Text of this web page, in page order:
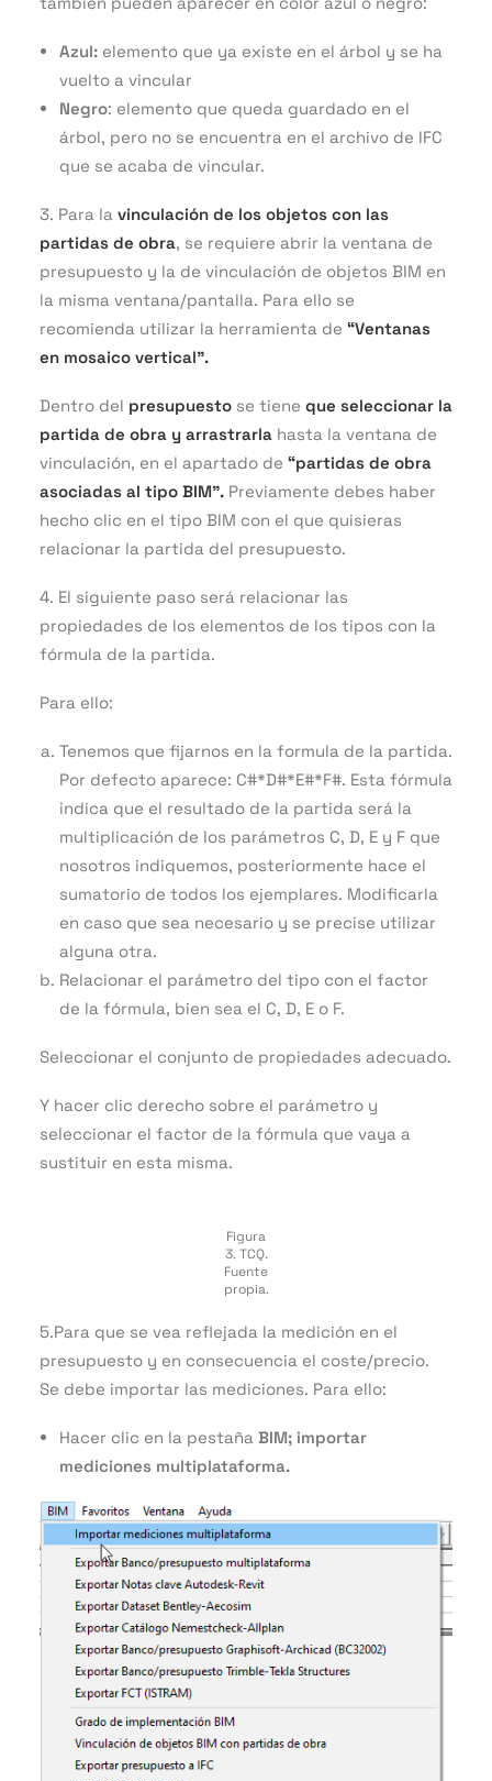
Azul: elemento que ya existe en el árbol y se ha
vuelto a vincular
Negro: elemento que queda guardado en el
árbol, pero no se encuentra en el archivo de IFC
que se acaba de vincular.
3. Para la vinculación de los objetos con las
partidas de obra, se requiere abrir la ventana de
presupuesto y la de vinculación de objetos BIM en
la misma ventana/pantalla. Para ello se
recomienda utilizar la herramienta de “Ventanas
en mosaico vertical”.
Dentro del presupuesto se tiene que seleccionar la
partida de obra y arrastrarla hasta la ventana de
vinculación, en el apartado de “partidas de obra
asociadas al tipo BIM”. Previamente debes haber
hecho clic en el tipo BIM con el que quisieras
relacionar la partida del presupuesto.
4. El siguiente paso será relacionar las
propiedades de los elementos de los tipos con la
fórmula de la partida.
Para ello:
Tenemos que fijarnos en la formula de la partida.
Por defecto aparece: C#*D#*E#*F#. Esta fórmula
indica que el resultado de la partida será la
multiplicación de los parámetros C, D, E y F que
nosotros indiquemos, posteriormente hace el
sumatorio de todos los ejemplares. Modificarla
en caso que sea necesario y se precise utilizar
alguna otra.
Relacionar el parámetro del tipo con el factor
de la fórmula, bien sea el C, D, E o F.
Seleccionar el conjunto de propiedades adecuado.
Y hacer clic derecho sobre el parámetro y
seleccionar el factor de la fórmula que vaya a
sustituir en esta misma.
Figura
3. TCQ.
Fuente
propia.
5.Para que se vea reflejada la medición en el
presupuesto y en consecuencia el coste/precio.
Se debe importar las mediciones. Para ello:
Hacer clic en la pestaña BIM; importar
mediciones multiplataforma.